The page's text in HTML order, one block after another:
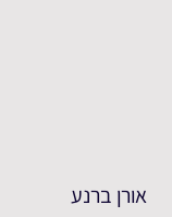
אורן ברנע